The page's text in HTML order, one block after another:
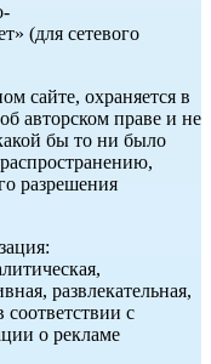
(для сетевого
сайте, охраняется в
авторском праве и не
бы то ни было
разрешения
развлекательная,
соответствии с
о рекламе